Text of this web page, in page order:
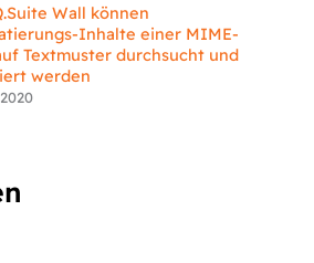
Wall können
Inhalte einer MIME-
Textmuster durchsucht und
werden